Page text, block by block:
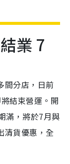
業 7
間分店，日前
結束營運。開
滿，將於7月與
清貨優惠，全